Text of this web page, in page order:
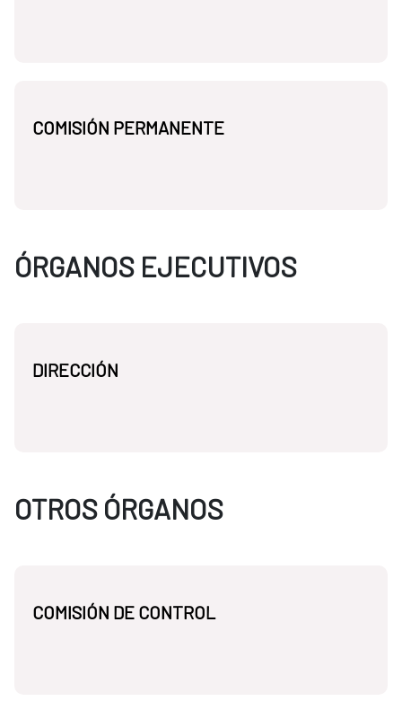
COMISIÓN PERMANENTE
ÓRGANOS EJECUTIVOS
DIRECCIÓN
OTROS ÓRGANOS
COMISIÓN DE CONTROL